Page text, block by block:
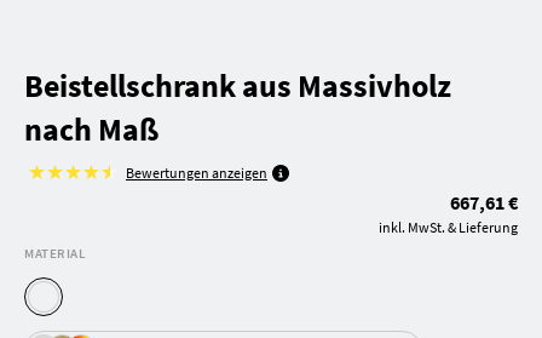
Beistellschrank aus Massivholz
nach Maß
Bewertungen anzeigen
667,61 €
inkl. MwSt. & Lieferung
MATERIAL